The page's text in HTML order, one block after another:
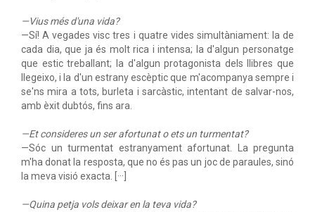
—Vius més d'una vida?
—Sí! A vegades visc tres i quatre vides simultàniament: la de
cada dia, que ja és molt rica i intensa; la d'algun personatge
que estic treballant; la d'algun protagonista dels llibres que
llegeixo, i la d'un estrany escèptic que m'acompanya sempre i
se'ns mira a tots, burleta i sarcàstic, intentant de salvar-nos,
amb èxit dubtós, fins ara.
—Et consideres un ser afortunat o ets un turmentat?
—Sóc un turmentat estranyament afortunat. La pregunta
m'ha donat la resposta, que no és pas un joc de paraules, sinó
la meva visió exacta. [···]
—Quina petja vols deixar en la teva vida?